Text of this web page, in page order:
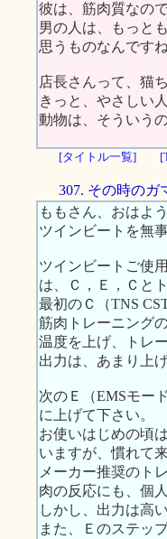
彼は、筋肉質なの
男の人は、もっと
思うものなんですね
店長さんって、猫
きっと、やさしい
動物は、そういう
[タイトル一覧]
307. その時のガ
ももさん、おはよ
ツインビートを無
ツインビートご使
は、Ｃ，Ｅ，Ｃと
最初のＣ（TNS
筋肉トレーニング
温度を上げ、トレ
出力は、あまり上
次のＥ（EMSモー
に上げて下さい。
お使いはじめの頃
いますが、慣れて
メーカー推奨のト
肉の反応にも、個
しかし、出力は高
また、Ｅのステッ